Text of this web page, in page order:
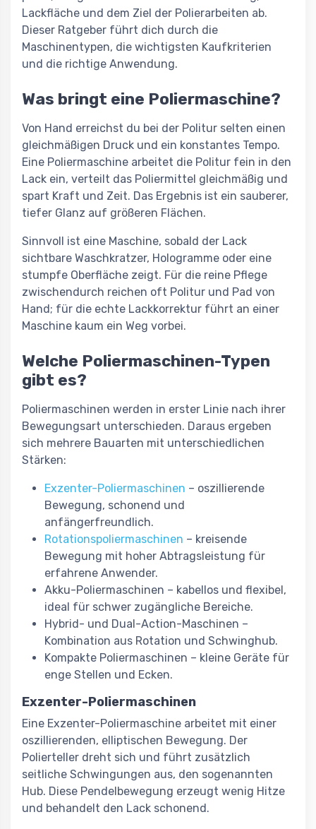
Lackfläche und dem Ziel der Polierarbeiten ab.
Dieser Ratgeber führt dich durch die
Maschinentypen, die wichtigsten Kaufkriterien
und die richtige Anwendung.
Was bringt eine Poliermaschine?
Von Hand erreichst du bei der Politur selten einen
gleichmäßigen Druck und ein konstantes Tempo.
Eine Poliermaschine arbeitet die Politur fein in den
Lack ein, verteilt das Poliermittel gleichmäßig und
spart Kraft und Zeit. Das Ergebnis ist ein sauberer,
tiefer Glanz auf größeren Flächen.
Sinnvoll ist eine Maschine, sobald der Lack
sichtbare Waschkratzer, Hologramme oder eine
stumpfe Oberfläche zeigt. Für die reine Pflege
zwischendurch reichen oft Politur und Pad von
Hand; für die echte Lackkorrektur führt an einer
Maschine kaum ein Weg vorbei.
Welche Poliermaschinen-Typen
gibt es?
Poliermaschinen werden in erster Linie nach ihrer
Bewegungsart unterschieden. Daraus ergeben
sich mehrere Bauarten mit unterschiedlichen
Stärken:
Exzenter-Poliermaschinen – oszillierende
Bewegung, schonend und
anfängerfreundlich.
Rotationspoliermaschinen – kreisende
Bewegung mit hoher Abtragsleistung für
erfahrene Anwender.
Akku-Poliermaschinen – kabellos und flexibel,
ideal für schwer zugängliche Bereiche.
Hybrid- und Dual-Action-Maschinen –
Kombination aus Rotation und Schwinghub.
Kompakte Poliermaschinen – kleine Geräte für
enge Stellen und Ecken.
Exzenter-Poliermaschinen
Eine Exzenter-Poliermaschine arbeitet mit einer
oszillierenden, elliptischen Bewegung. Der
Polierteller dreht sich und führt zusätzlich
seitliche Schwingungen aus, den sogenannten
Hub. Diese Pendelbewegung erzeugt wenig Hitze
und behandelt den Lack schonend.